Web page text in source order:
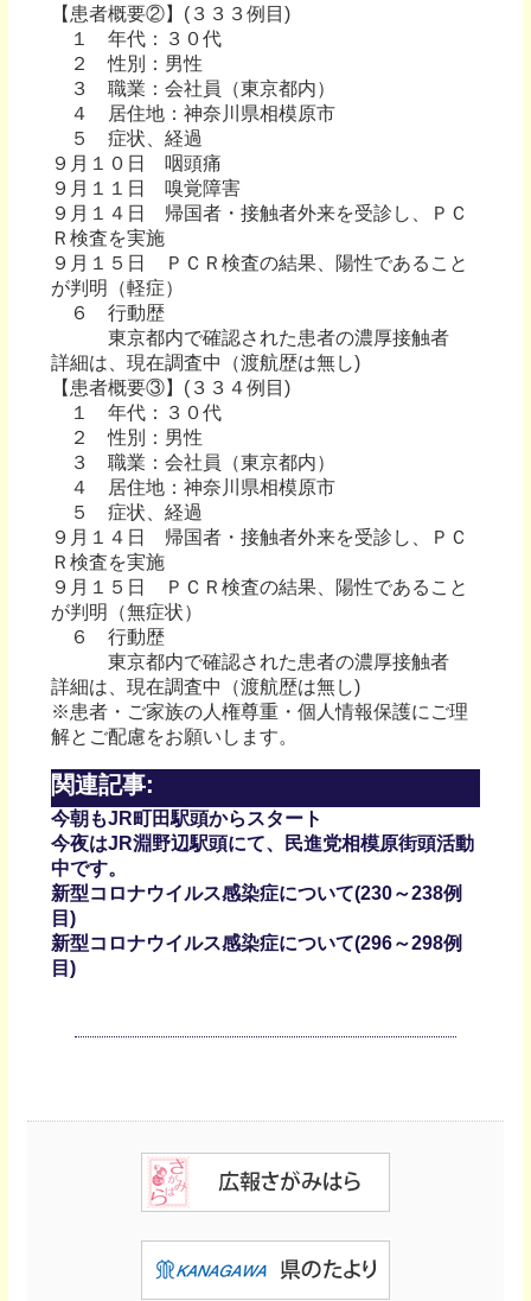
【患者概要②】(３３３例目)
１ 年代：３０代
２ 性別：男性
３ 職業：会社員（東京都内）
４ 居住地：神奈川県相模原市
５ 症状、経過
９月１０日 咽頭痛
９月１１日 嗅覚障害
９月１４日 帰国者・接触者外来を受診し、ＰＣ
Ｒ検査を実施
９月１５日 ＰＣＲ検査の結果、陽性であること
が判明（軽症）
６ 行動歴
東京都内で確認された患者の濃厚接触者
詳細は、現在調査中（渡航歴は無し)
【患者概要③】(３３４例目)
１ 年代：３０代
２ 性別：男性
３ 職業：会社員（東京都内）
４ 居住地：神奈川県相模原市
５ 症状、経過
９月１４日 帰国者・接触者外来を受診し、ＰＣ
Ｒ検査を実施
９月１５日 ＰＣＲ検査の結果、陽性であること
が判明（無症状）
６ 行動歴
東京都内で確認された患者の濃厚接触者
詳細は、現在調査中（渡航歴は無し)
※患者・ご家族の人権尊重・個人情報保護にご理
解とご配慮をお願いします。
関連記事:
今朝もJR町田駅頭からスタート
今夜はJR淵野辺駅頭にて、民進党相模原街頭活動
中です。
新型コロナウイルス感染症について(230～238例
目)
新型コロナウイルス感染症について(296～298例
目)